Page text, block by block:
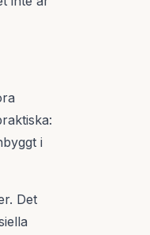
i
Det